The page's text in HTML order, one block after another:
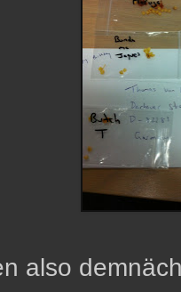
also